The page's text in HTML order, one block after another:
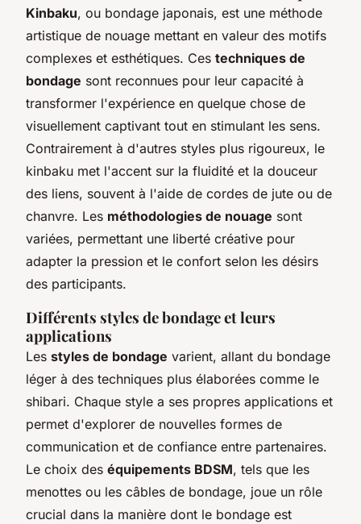
Kinbaku, ou bondage japonais, est une méthode
artistique de nouage mettant en valeur des motifs
complexes et esthétiques. Ces techniques de
bondage sont reconnues pour leur capacité à
transformer l'expérience en quelque chose de
visuellement captivant tout en stimulant les sens.
Contrairement à d'autres styles plus rigoureux, le
kinbaku met l'accent sur la fluidité et la douceur
des liens, souvent à l'aide de cordes de jute ou de
chanvre. Les méthodologies de nouage sont
variées, permettant une liberté créative pour
adapter la pression et le confort selon les désirs
des participants.
Différents styles de bondage et leurs
applications
Les styles de bondage varient, allant du bondage
léger à des techniques plus élaborées comme le
shibari. Chaque style a ses propres applications et
permet d'explorer de nouvelles formes de
communication et de confiance entre partenaires.
Le choix des équipements BDSM, tels que les
menottes ou les câbles de bondage, joue un rôle
crucial dans la manière dont le bondage est